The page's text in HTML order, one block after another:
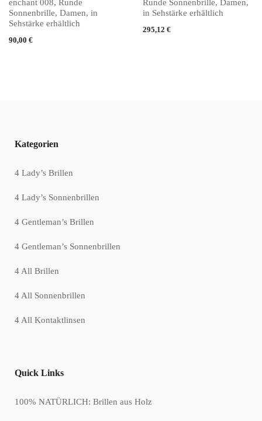
enchant 008, Runde
Sonnenbrille, Damen, in
Sehstärke erhältlich
90,00 €
Runde Sonnenbrille, Damen,
in Sehstärke erhältlich
295,12 €
Kategorien
4 Lady’s Brillen
4 Lady’s Sonnenbrillen
4 Gentleman’s Brillen
4 Gentleman’s Sonnenbrillen
4 All Brillen
4 All Sonnenbrillen
4 All Kontaktlinsen
Quick Links
100% NATÜRLICH: Brillen aus Holz